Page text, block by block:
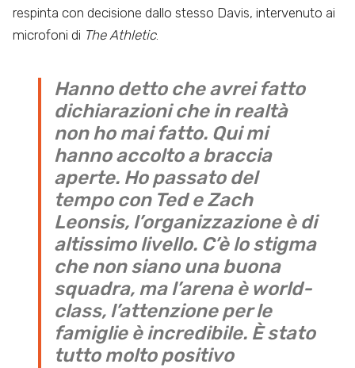
respinta con decisione dallo stesso Davis, intervenuto ai
microfoni di The Athletic.
Hanno detto che avrei fatto
dichiarazioni che in realtà
non ho mai fatto. Qui mi
hanno accolto a braccia
aperte. Ho passato del
tempo con Ted e Zach
Leonsis, l’organizzazione è di
altissimo livello. C’è lo stigma
che non siano una buona
squadra, ma l’arena è world-
class, l’attenzione per le
famiglie è incredibile. È stato
tutto molto positivo